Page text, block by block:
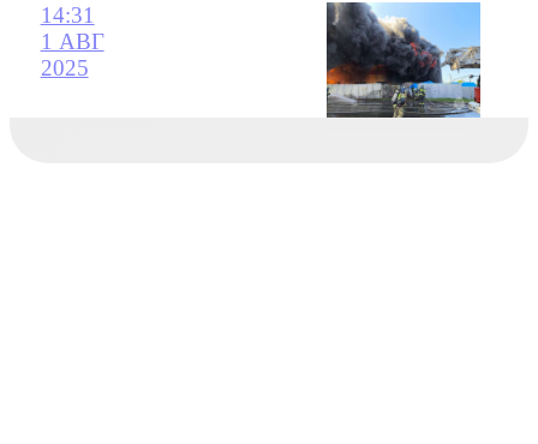
14:31
1 АВГ
2025